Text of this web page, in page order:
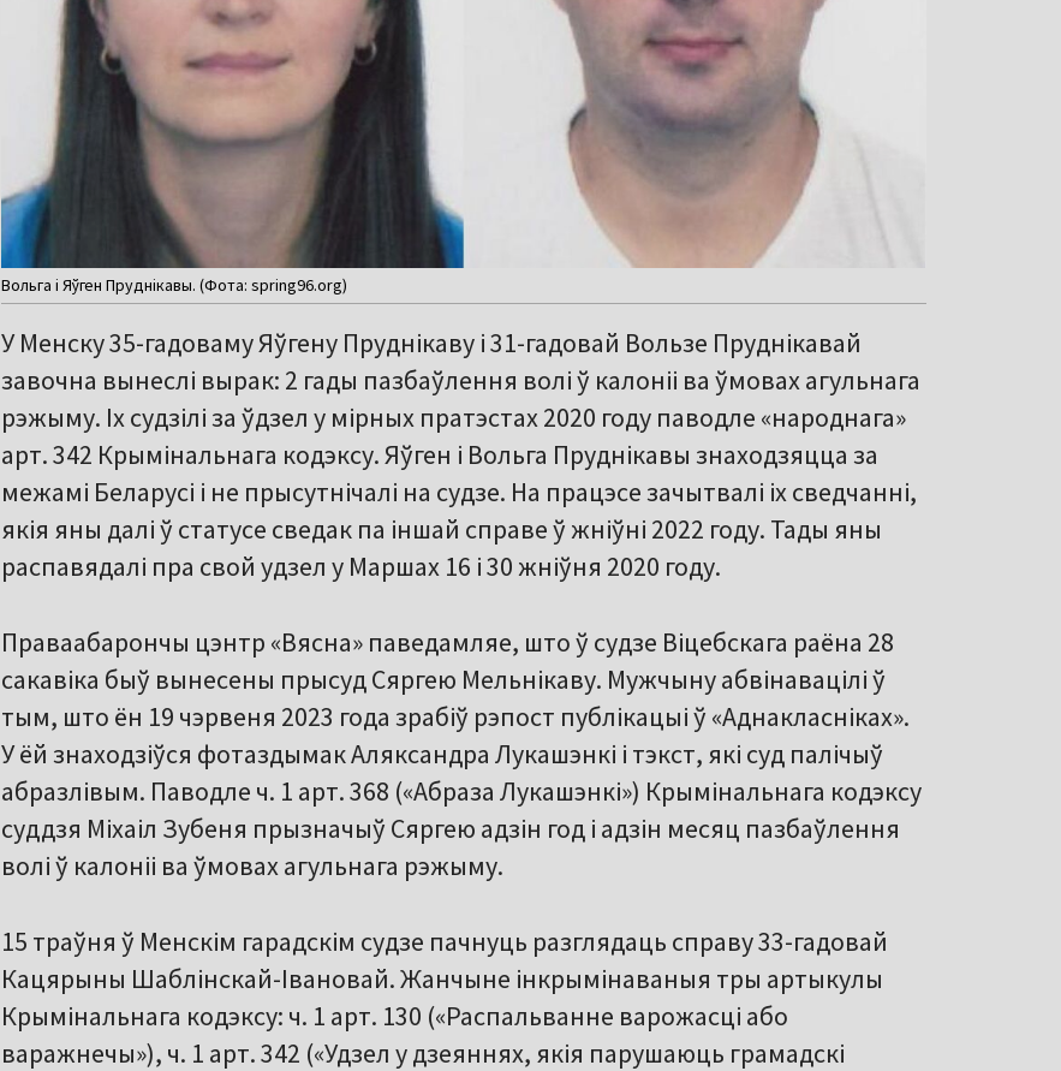
Вольга і Яўген Пруднікавы. (Фота: spring96.org)
У Менску 35-гадоваму Яўгену Пруднікаву і 31-гадовай Вользе Пруднікавай
завочна вынеслі вырак: 2 гады пазбаўлення волі ў калоніі ва ўмовах агульнага
рэжыму. Іх судзілі за ўдзел у мірных пратэстах 2020 году паводле «народнага»
арт. 342 Крымінальнага кодэксу. Яўген і Вольга Пруднікавы знаходзяцца за
межамі Беларусі і не прысутнічалі на судзе. На працэсе зачытвалі іх сведчанні,
якія яны далі ў статусе сведак па іншай справе ў жніўні 2022 году. Тады яны
распавядалі пра свой удзел у Маршах 16 і 30 жніўня 2020 году.
Праваабарончы цэнтр «Вясна» паведамляе, што ў судзе Віцебскага раёна 28
сакавіка быў вынесены прысуд Сяргею Мельнікаву. Мужчыну абвінавацілі ў
тым, што ён 19 чэрвеня 2023 года зрабіў рэпост публікацыі ў «Аднакласніках».
У ёй знаходзіўся фотаздымак Аляксандра Лукашэнкі і тэкст, які суд палічыў
абразлівым. Паводле ч. 1 арт. 368 («Абраза Лукашэнкі») Крымінальнага кодэксу
суддзя Міхаіл Зубеня прызначыў Сяргею адзін год і адзін месяц пазбаўлення
волі ў калоніі ва ўмовах агульнага рэжыму.
15 траўня ў Менскім гарадскім судзе пачнуць разглядаць справу 33-гадовай
Кацярыны Шаблінскай-Івановай. Жанчыне інкрымінаваныя тры артыкулы
Крымінальнага кодэксу: ч. 1 арт. 130 («Распальванне варожасці або
варажнечы»), ч. 1 арт. 342 («Удзел у дзеяннях, якія парушаюць грамадскі